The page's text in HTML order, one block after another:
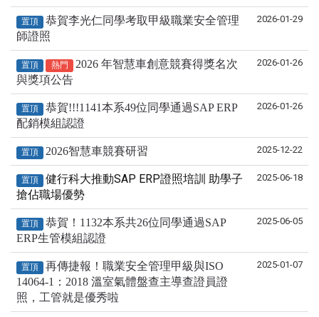
置頂
恭賀李光仁同學考取甲級職業安全管理
師證照
2026-01-29
置頂 熱門
2026 年智慧車創意競賽得獎名次
與獎項公告
2026-01-26
置頂
恭賀!!!1141本系49位同學通過SAP ERP
配銷模組認證
2026-01-26
置頂 2026智慧車競賽研習 2025-12-22
置頂
健行科大推動SAP ERP證照培訓 助學子
搶佔職場優勢
2025-06-18
置頂
恭賀！1132本系共26位同學通過SAP
ERP生管模組認證
2025-06-05
置頂
再傳捷報！職業安全管理甲級與ISO
14064-1：2018 溫室氣體盤查主導查證員證
照，工管就是優秀啦
2025-01-07